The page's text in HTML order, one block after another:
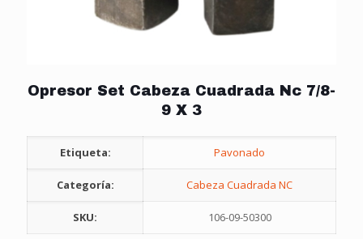
Opresor Set Cabeza Cuadrada Nc 7/8-
9 X 3
Etiqueta: Pavonado
Categoría: Cabeza Cuadrada NC
SKU: 106-09-50300